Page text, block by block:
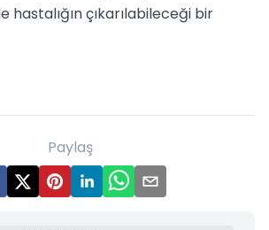
hastalığın çıkarılabileceği bir
Paylaş